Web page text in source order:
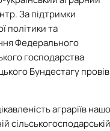
праці в харчових
За підтримки
політики та
Федерального
господарства
Бундестагу провів
аграріїв
сільськогосподарській